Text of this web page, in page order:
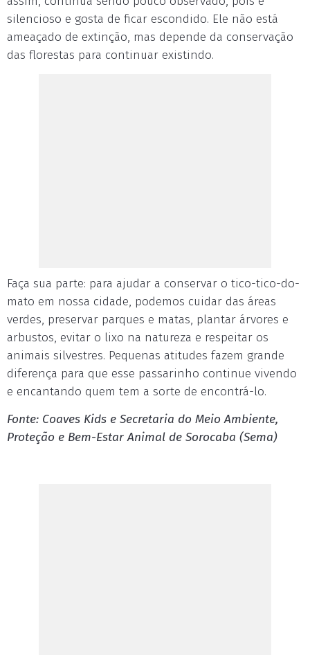
silencioso e gosta de ficar escondido. Ele não está
ameaçado de extinção, mas depende da conservação
das florestas para continuar existindo.
Faça sua parte: para ajudar a conservar o tico-tico-do-
mato em nossa cidade, podemos cuidar das áreas
verdes, preservar parques e matas, plantar árvores e
arbustos, evitar o lixo na natureza e respeitar os
animais silvestres. Pequenas atitudes fazem grande
diferença para que esse passarinho continue vivendo
e encantando quem tem a sorte de encontrá-lo.
Fonte: Coaves Kids e Secretaria do Meio Ambiente,
Proteção e Bem-Estar Animal de Sorocaba (Sema)